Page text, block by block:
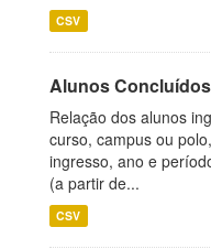
CSV
Alunos
Relação dos alunos
curso, campus ou
ingresso, ano e
(a partir de...
CSV